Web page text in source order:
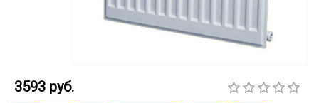
3593 руб.